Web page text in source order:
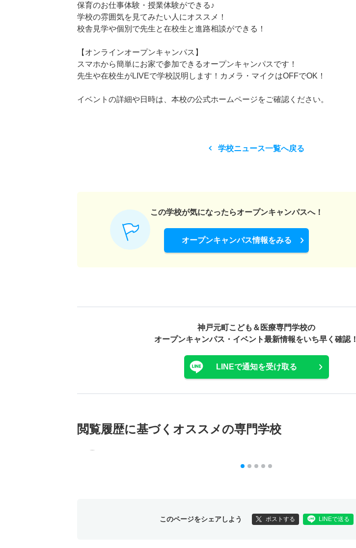
保育のお仕事体験・授業体験ができる♪
学校の雰囲気を見てみたい人にオススメ！
校舎見学や個別で先生と在校生と進路相談ができる！
【オンラインオープンキャンパス】
スマホから簡単にお家で参加できるオープンキャンパスです！
先生や在校生がLIVEで学校説明します！カメラ・マイクはOFFでOK！
イベントの詳細や日時は、本校の公式ホームページをご確認ください。
学校ニュース一覧へ戻る
この学校が気になったらオープンキャンパスへ！
オープンキャンパス情報をみる
神戸元町こども＆医療専門学校の
オープンキャンパス・ イベント最新情報をいち早く確認！
LINEで通知を受け取る
閲覧履歴に基づく オススメの専門学校
このページをシェアしよう ポストする LINEで送る